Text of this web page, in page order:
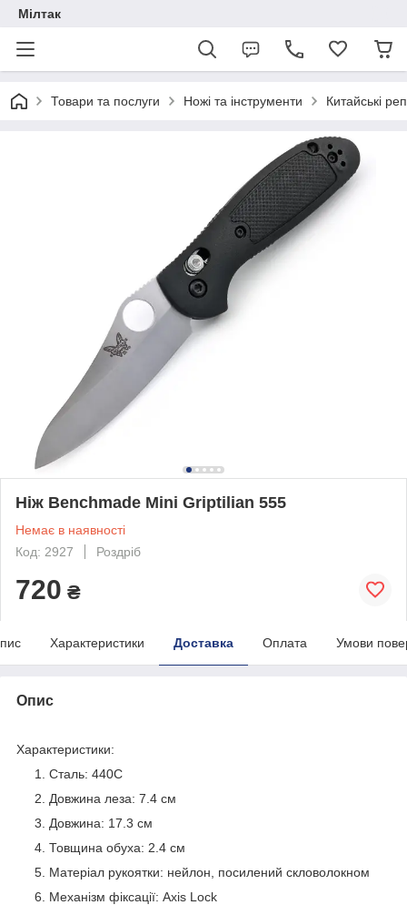
Мілтак
Товари та послуги Ножі та інструменти Китайські
Ніж Benchmade Mini Griptilian 555
Немає в наявності
Код: 2927
Роздріб
720 ₴
Характеристики Доставка Оплата Умови
Опис
Характеристики:
Сталь: 440C
Довжина леза: 7.4 см
Довжина: 17.3 см
Товщина обуха: 2.4 см
Матеріал рукоятки: нейлон, посилений скловолокном
Механізм фіксації: Axis Lock